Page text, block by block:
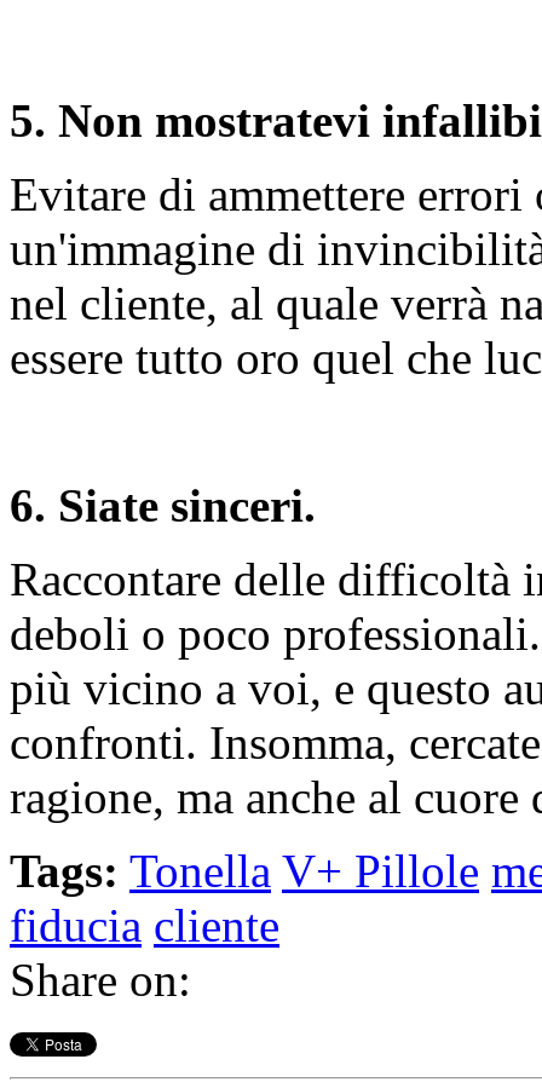
5. Non mostratevi
Evitare di ammettere
un'immagine di
nel cliente, al quale verrà
essere tutto oro quel che
6. Siate sinceri.
Raccontare delle difficoltà
deboli o poco
più vicino a voi, e questo
confronti. Insomma,
ragione, ma anche al
Tags: Tonella V+ Pillole
fiducia cliente
Share on: